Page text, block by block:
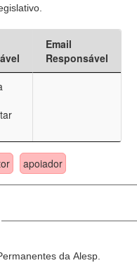
Email
Responsável
apoiador
da Alesp.